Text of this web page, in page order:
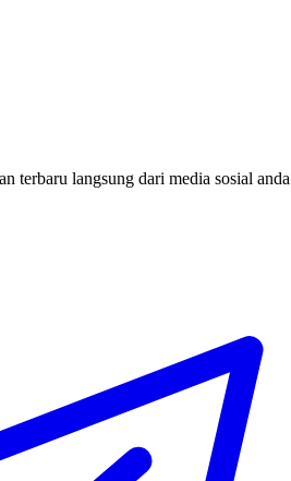
terbaru langsung dari media sosial anda